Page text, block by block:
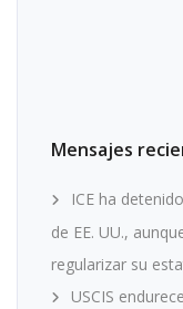
Mensajes
ICE ha
de EE. UU.,
regularizar su
USCIS